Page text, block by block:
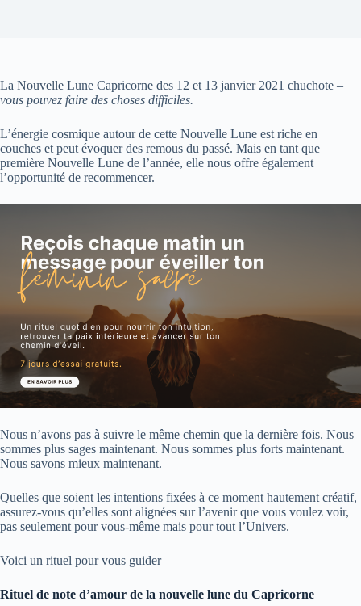
La Nouvelle Lune Capricorne des 12 et 13 janvier 2021 chuchote –
vous pouvez faire des choses difficiles.
L’énergie cosmique autour de cette Nouvelle Lune est riche en
couches et peut évoquer des remous du passé. Mais en tant que
première Nouvelle Lune de l’année, elle nous offre également
l’opportunité de recommencer.
Nous n’avons pas à suivre le même chemin que la dernière fois. Nous
sommes plus sages maintenant. Nous sommes plus forts maintenant.
Nous savons mieux maintenant.
Quelles que soient les intentions fixées à ce moment hautement créatif,
assurez-vous qu’elles sont alignées sur l’avenir que vous voulez voir,
pas seulement pour vous-même mais pour tout l’Univers.
Voici un rituel pour vous guider –
Rituel de note d’amour de la nouvelle lune du Capricorne